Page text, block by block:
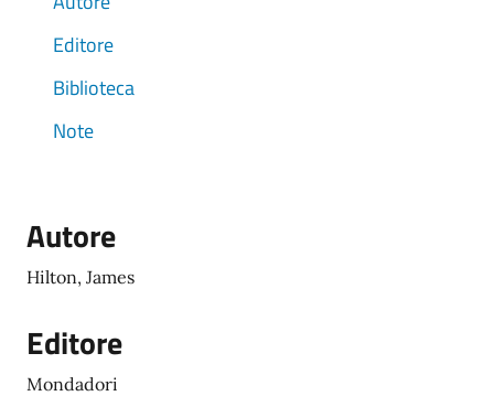
Editore
Biblioteca
Note
Autore
Hilton, James
Editore
Mondadori